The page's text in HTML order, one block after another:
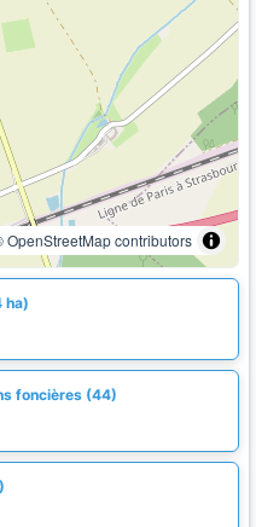
OpenStreetMap contributors
ha)
foncières (44)